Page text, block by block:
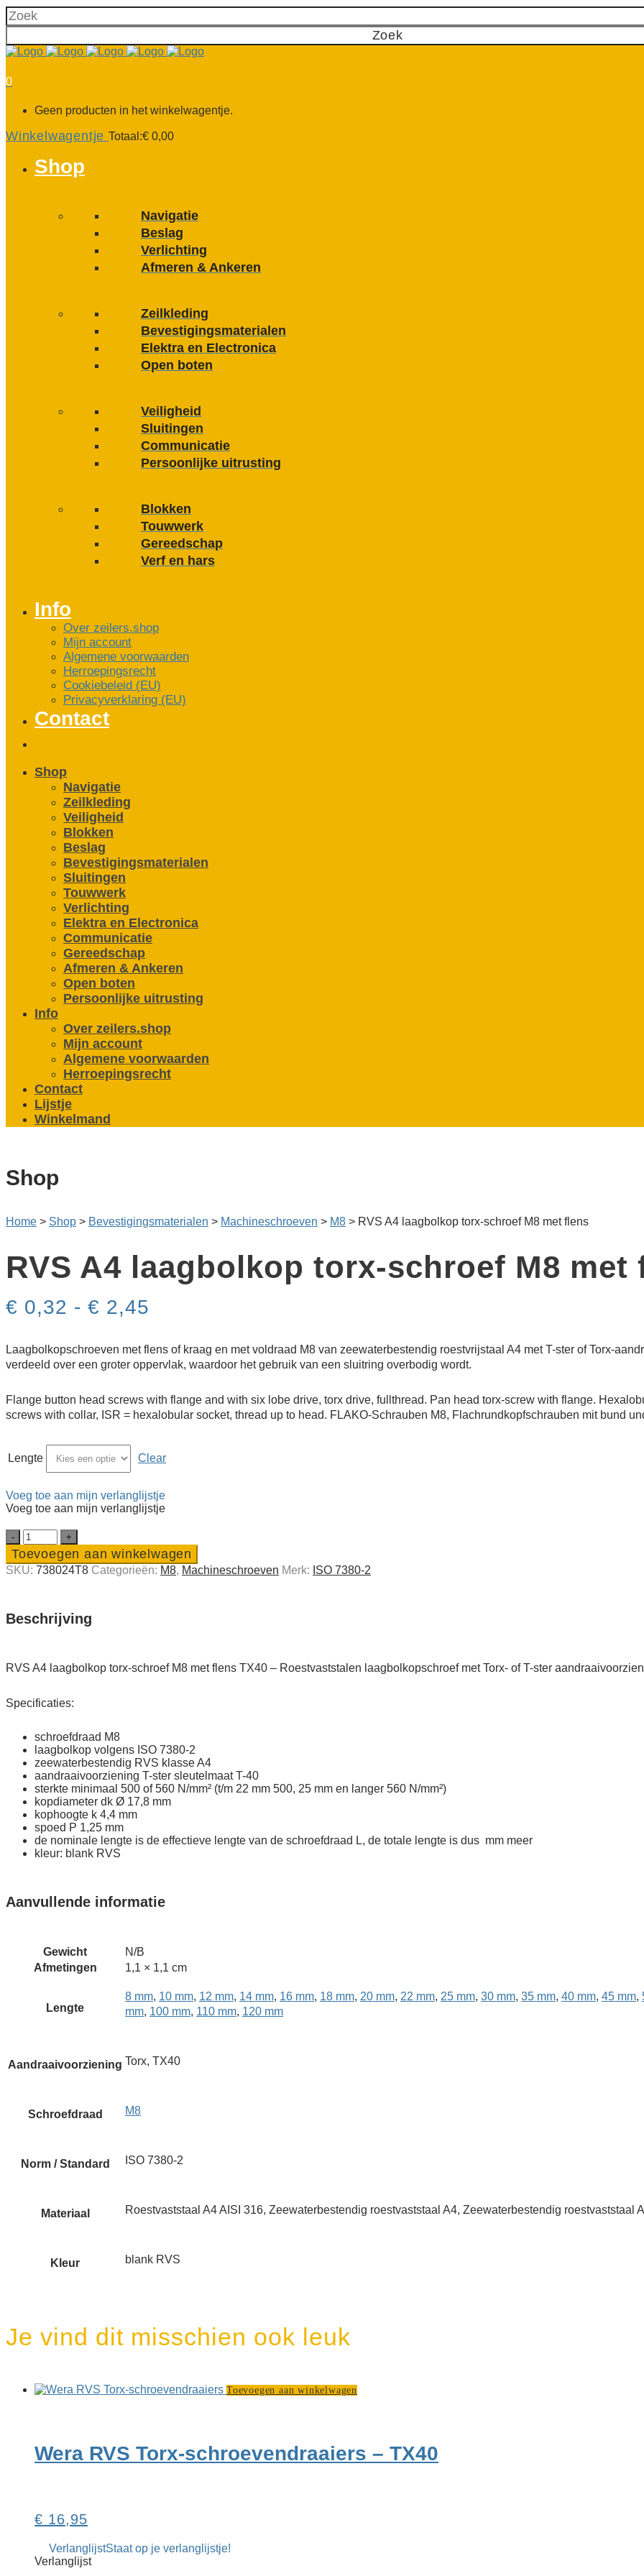
0
Geen producten in het winkelwagentje.
Winkelwagentje Totaal:€ 0,00
Shop
Navigatie
Beslag
Verlichting
Afmeren & Ankeren
Zeilkleding
Bevestigings­­materialen
Elektra en Electronica
Open boten
Veiligheid
Sluitingen
Communicatie
Persoonlijke uitrusting
Blokken
Touwwerk
Gereedschap
Verf en hars
Info
Over zeilers.shop
Mijn account
Algemene voorwaarden
Herroepingsrecht
Cookiebeleid (EU)
Privacyverklaring (EU)
Contact
Shop
Navigatie
Zeilkleding
Veiligheid
Blokken
Beslag
Bevestigings­­materialen
Sluitingen
Touwwerk
Verlichting
Elektra en Electronica
Communicatie
Gereedschap
Afmeren & Ankeren
Open boten
Persoonlijke uitrusting
Info
Over zeilers.shop
Mijn account
Algemene voorwaarden
Herroepingsrecht
Contact
Lijstje
Winkelmand
Shop
Home > Shop > Bevestigings­­materialen > Machine­schroeven > M8 > RVS A4 laagbolkop torx-schroef M8 met flens
RVS A4 laagbolkop torx-schroef M8 met
€ 0,32 - € 2,45
€ 2,45
Laagbolkopschroeven met flens of kraag en met voldraad M8 van zeewaterbestendig roestvrijstaal A4 met T-ster of Torx-
verdeeld over een groter oppervlak, waardoor het gebruik van een sluitring overbodig wordt.
Flange button head screws with flange and with six lobe drive, torx drive, fullthread. Pan head torx-screw with flange.
screws with collar, ISR = hexalobular socket, thread up to head. FLAKO-Schrauben M8, Flachrundkopfschrauben mit bund
Lengte Clear
Voeg toe aan mijn verlanglijstje
Voeg toe aan mijn verlanglijstje
RVS
A4
laagbolkop
torx-
met
flens
Toevoegen aan winkelwagen
SKU: 738024T8 Categorieën: M8, Machine­schroeven Merk: ISO 7380-2
Beschrijving
RVS A4 laagbolkop torx-schroef M8 met flens TX40 – Roestvaststalen laagbolkopschroef met Torx- of T-ster
Specificaties:
schroefdraad M8
laagbolkop volgens ISO 7380-2
zeewaterbestendig RVS klasse A4
aandraaivoorziening T-ster sleutelmaat T-40
sterkte minimaal 500 of 560 N/mm² (t/m 22 mm 500, 25 mm en langer 560 N/mm²)
kopdiameter dk Ø 17,8 mm
kophoogte k 4,4 mm
spoed P 1,25 mm
de nominale lengte is de effectieve lengte van de schroefdraad L, de totale lengte is dus mm meer
kleur: blank RVS
Aanvullende informatie
Gewicht
N/B
Afmetingen
1,1 × 1,1 cm
Lengte
8 mm, 10 mm, 12 mm, 14 mm, 16 mm, 18 mm, 20 mm, 22 mm, 25 mm, 30 mm, 35 mm, 40 mm, 45 mm,
mm, 100 mm, 110 mm, 120 mm
Aandraaivoorziening Torx, TX40
Schroefdraad M8
Norm / Standard ISO 7380-2
Materiaal Roestvaststaal A4 AISI 316, Zeewaterbestendig roestvaststaal A4, Zeewaterbestendig roestvaststaal
Kleur blank RVS
Je vind dit misschien ook leuk
Toevoegen aan winkelwagen
Wera RVS Torx-schroeven­draaiers – TX40
€ 16,95
VerlanglijstStaat op je verlanglijstje!
Verlanglijst